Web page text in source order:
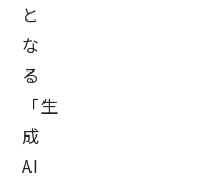
と
な
る
「生
成
AI